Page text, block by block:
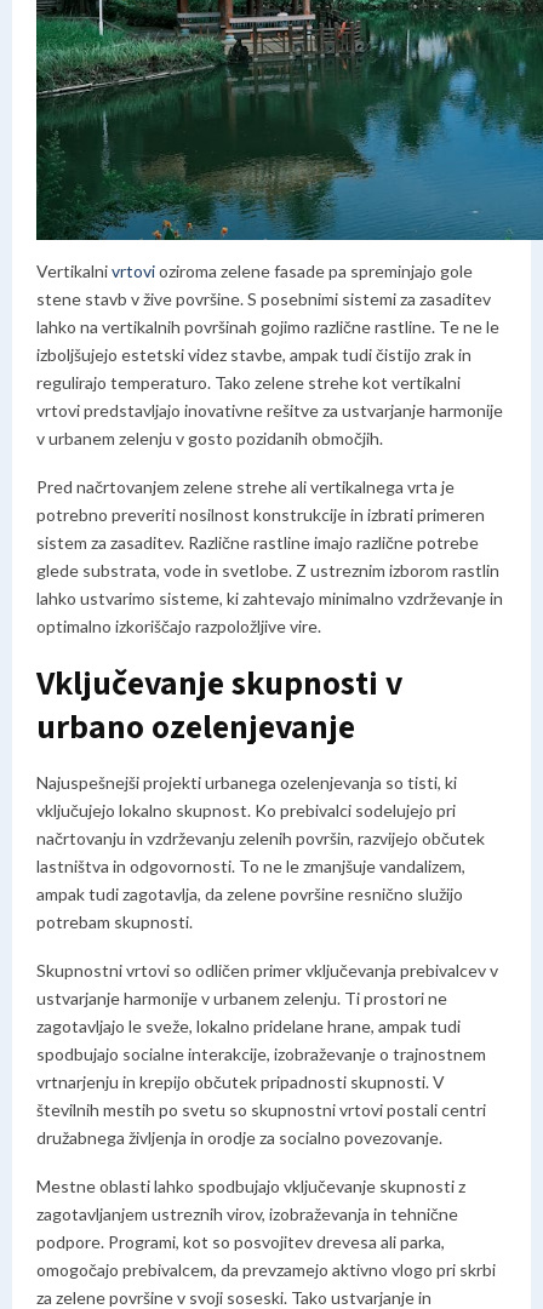
Vertikalnivrtovioziroma zelene fasade pa spreminjajo gole
stene stavb v žive površine. S posebnimi sistemi za zasaditev
lahko na vertikalnih površinah gojimo različne rastline. Te ne le
izboljšujejo estetski videz stavbe, ampak tudi čistijo zrak in
regulirajo temperaturo. Tako zelene strehe kot vertikalni
vrtovi predstavljajo inovativne rešitve za ustvarjanje harmonije
v urbanem zelenju v gosto pozidanih območjih.
Pred načrtovanjem zelene strehe ali vertikalnega vrta je
potrebno preveriti nosilnost konstrukcije in izbrati primeren
sistem za zasaditev. Različne rastline imajo različne potrebe
glede substrata, vode in svetlobe. Z ustreznim izborom rastlin
lahko ustvarimo sisteme, ki zahtevajo minimalno vzdrževanje in
optimalno izkoriščajo razpoložljive vire.
Vključevanje skupnosti v
urbano ozelenjevanje
Najuspešnejši projekti urbanega ozelenjevanja so tisti, ki
vključujejo lokalno skupnost. Ko prebivalci sodelujejo pri
načrtovanju in vzdrževanju zelenih površin, razvijejo občutek
lastništva in odgovornosti. To ne le zmanjšuje vandalizem,
ampak tudi zagotavlja, da zelene površine resnično služijo
potrebam skupnosti.
Skupnostni vrtovi so odličen primer vključevanja prebivalcev v
ustvarjanje harmonije v urbanem zelenju. Ti prostori ne
zagotavljajo le sveže, lokalno pridelane hrane, ampak tudi
spodbujajo socialne interakcije, izobraževanje o trajnostnem
vrtnarjenju in krepijo občutek pripadnosti skupnosti. V
številnih mestih po svetu so skupnostni vrtovi postali centri
družabnega življenja in orodje za socialno povezovanje.
Mestne oblasti lahko spodbujajo vključevanje skupnosti z
zagotavljanjem ustreznih virov, izobraževanja in tehnične
podpore. Programi, kot so posvojitev drevesa ali parka,
omogočajo prebivalcem, da prevzamejo aktivno vlogo pri skrbi
za zelene površine v svoji soseski. Tako ustvarjanje in